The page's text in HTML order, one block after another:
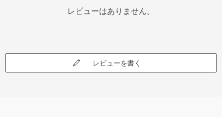
レビューはありません。
レビューを書く